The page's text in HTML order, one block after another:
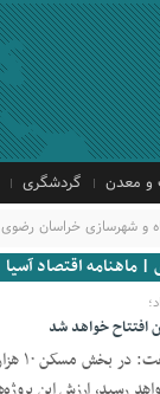
معدن گردشگری
و شهرسازی خراسان رضوی
ماهنامه اقتصاد آسیا